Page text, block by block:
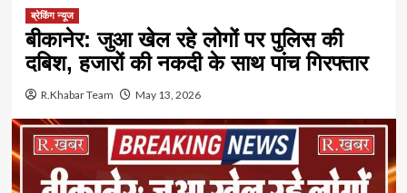
ब्रेकिंग न्यूज
बीकानेर: जुआ खेल रहे लोगों पर पुलिस की
दबिश, हजारों की नकदी के साथ पांच गिरफ्तार
R.Khabar Team May 13, 2026